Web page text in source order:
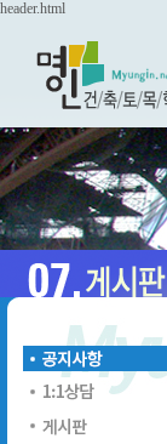
header.html